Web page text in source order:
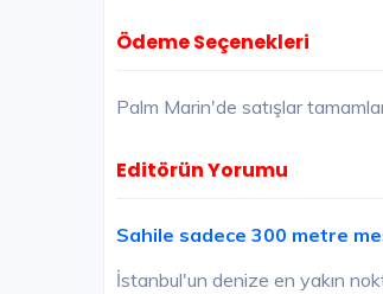
Ödeme Seçenekleri
Palm Marin'de satışlar
Editörün Yorumu
Sahile sadece 300 metre
İstanbul'un denize en yakın